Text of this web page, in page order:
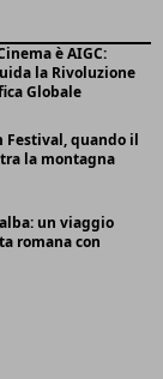
è AIGC:
la Rivoluzione
Globale
Festival, quando il
la montagna
un viaggio
romana con